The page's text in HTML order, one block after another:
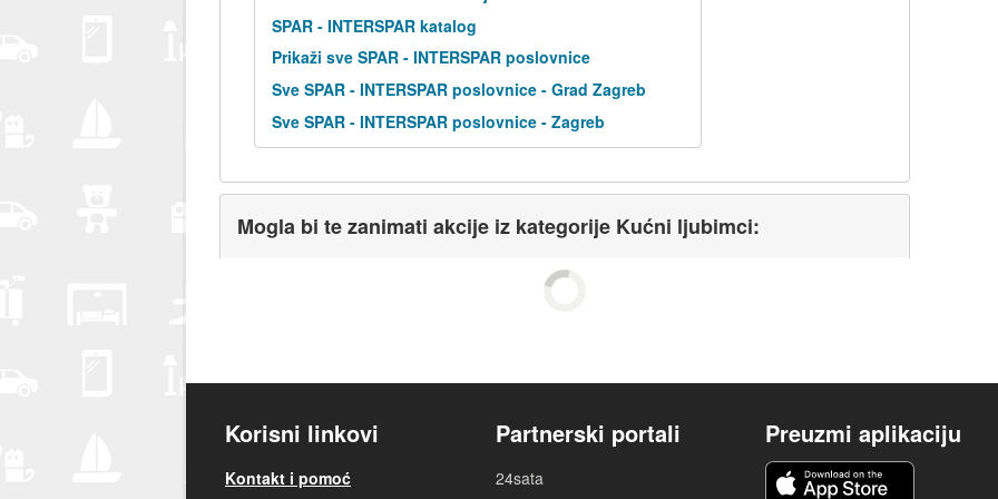
SPAR - INTERSPAR katalog
Prikaži sve SPAR - INTERSPAR poslovnice
Sve SPAR - INTERSPAR poslovnice - Grad Zagreb
Sve SPAR - INTERSPAR poslovnice - Zagreb
Mogla bi te zanimati akcije iz kategorije Kućni ljubimci:
Korisni linkovi
Kontakt i pomoć
Partnerski portali
24sata
Preuzmi aplikaciju